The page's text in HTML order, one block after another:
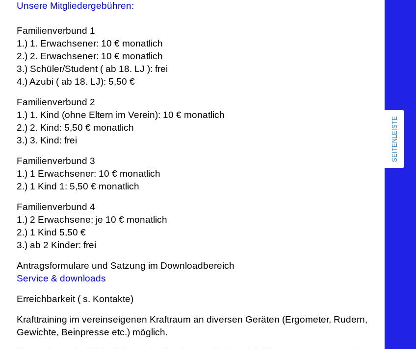
Unsere Mitgliedergebühren:
Familienverbund 1
1.) 1. Erwachsener: 10 € monatlich
2.) 2. Erwachsener: 10 € monatlich
3.) Schüler/Student ( ab 18. LJ ): frei
4.) Azubi ( ab 18. LJ): 5,50 €
Familienverbund 2
1.) 1. Kind (ohne Eltern im Verein): 10 € monatlich
2.) 2. Kind: 5,50 € monatlich
3.) 3. Kind: frei
Familienverbund 3
1.) 1 Erwachsener: 10 € monatlich
2.) 1 Kind 1: 5,50 € monatlich
Familienverbund 4
1.) 2 Erwachsene: je 10 € monatlich
2.) 1 Kind 5,50 €
3.) ab 2 Kinder: frei
Antragsformulare und Satzung im Downloadbereich
Service & downloads
Erreichbarkeit ( s. Kontakte)
Krafttraining im vereinseigenen Kraftraum an diversen Geräten (Ergometer, Rudern,
Gewichte, Beinpresse etc.) möglich.
SEITENLEISTE